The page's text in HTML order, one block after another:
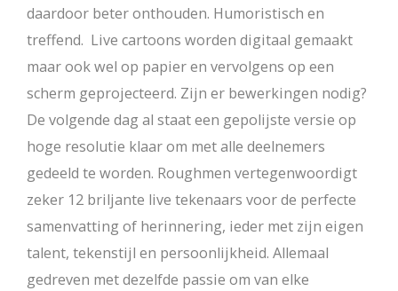
daardoor beter onthouden. Humoristisch en
treffend. Live cartoons worden digitaal gemaakt
maar ook wel op papier en vervolgens op een
scherm geprojecteerd. Zijn er bewerkingen nodig?
De volgende dag al staat een gepolijste versie op
hoge resolutie klaar om met alle deelnemers
gedeeld te worden. Roughmen vertegenwoordigt
zeker 12 briljante live tekenaars voor de perfecte
samenvatting of herinnering, ieder met zijn eigen
talent, tekenstijl en persoonlijkheid. Allemaal
gedreven met dezelfde passie om van elke